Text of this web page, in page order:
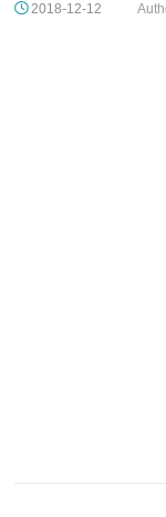
2018-12-12